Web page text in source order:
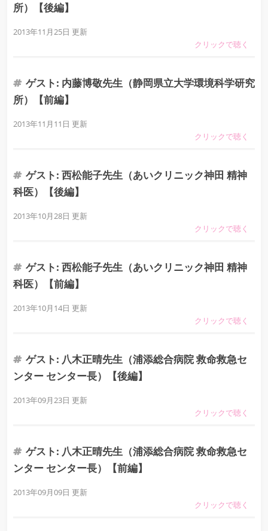
所）【後編】
2013年11月25日 更新
ゲスト: 内藤博敬先生（静岡県立大学環境科学研究
所）【前編】
2013年11月11日 更新
ゲスト: 西松能子先生（あいクリニック神田 精神
科医）【後編】
2013年10月28日 更新
ゲスト: 西松能子先生（あいクリニック神田 精神
科医）【前編】
2013年10月14日 更新
ゲスト: 八木正晴先生（浦添総合病院 救命救急セ
ンター センター長）【後編】
2013年09月23日 更新
ゲスト: 八木正晴先生（浦添総合病院 救命救急セ
ンター センター長）【前編】
2013年09月09日 更新